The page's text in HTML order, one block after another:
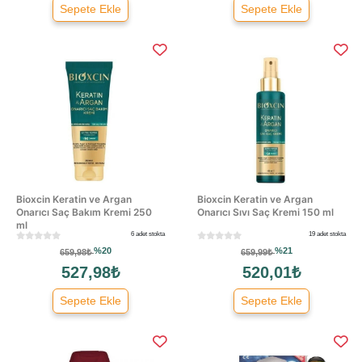
Sepete Ekle Sepete Ekle
Bioxcin Keratin ve Argan
Onarıcı Saç Bakım Kremi 250
ml
6 adet stokta
659,98₺%20
527,98₺
Sepete Ekle
Bioxcin Keratin ve Argan
Onarıcı Sıvı Saç Kremi 150 ml
19 adet stokta
659,99₺%21
520,01₺
Sepete Ekle